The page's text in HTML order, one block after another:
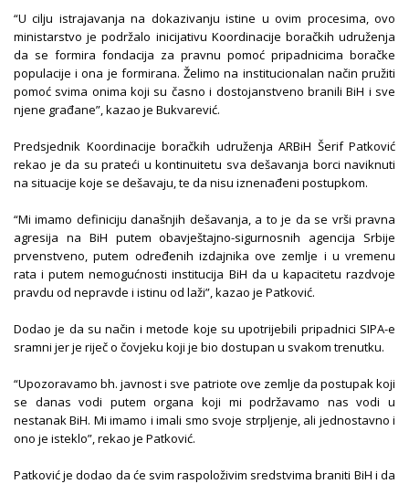
“U cilju istrajavanja na dokazivanju istine u ovim procesima, ovo
ministarstvo je podržalo inicijativu Koordinacije boračkih udruženja
da se formira fondacija za pravnu pomoć pripadnicima boračke
populacije i ona je formirana. Želimo na institucionalan način pružiti
pomoć svima onima koji su časno i dostojanstveno branili BiH i sve
njene građane”, kazao je Bukvarević.
Predsjednik Koordinacije boračkih udruženja ARBiH Šerif Patković
rekao je da su prateći u kontinuitetu sva dešavanja borci naviknuti
na situacije koje se dešavaju, te da nisu iznenađeni postupkom.
“Mi imamo definiciju današnjih dešavanja, a to je da se vrši pravna
agresija na BiH putem obavještajno-sigurnosnih agencija Srbije
prvenstveno, putem određenih izdajnika ove zemlje i u vremenu
rata i putem nemogućnosti institucija BiH da u kapacitetu razdvoje
pravdu od nepravde i istinu od laži”, kazao je Patković.
Dodao je da su način i metode koje su upotrijebili pripadnici SIPA-e
sramni jer je riječ o čovjeku koji je bio dostupan u svakom trenutku.
“Upozoravamo bh. javnost i sve patriote ove zemlje da postupak koji
se danas vodi putem organa koji mi podržavamo nas vodi u
nestanak BiH. Mi imamo i imali smo svoje strpljenje, ali jednostavno i
ono je isteklo”, rekao je Patković.
Patković je dodao da će svim raspoloživim sredstvima braniti BiH i da